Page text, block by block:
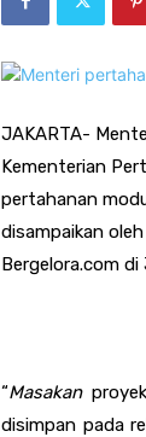
JAKARTA-
Kementerian
pertahanan
disampaikan
Bergelora.com
“Masakan
disimpan pada